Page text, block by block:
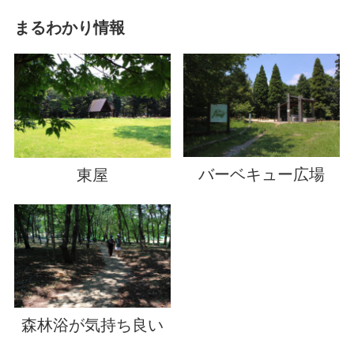
まるわかり情報
東屋 バーベキュー広場
森林浴が気持ち良い